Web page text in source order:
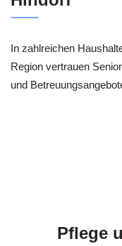
In zahlreichen
Region vertrauen
und
Pflege